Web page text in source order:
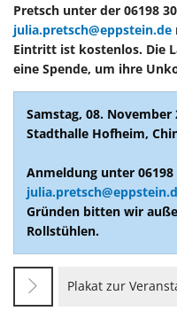
Pretsch unter der 06198
julia.pretsch@eppstein.de
Eintritt ist kostenlos. Die
eine Spende, um ihre
Samstag, 08. November
Stadthalle Hofheim,
Anmeldung unter 06198
Gründen bitten wir
Rollstühlen.
Plakat zur